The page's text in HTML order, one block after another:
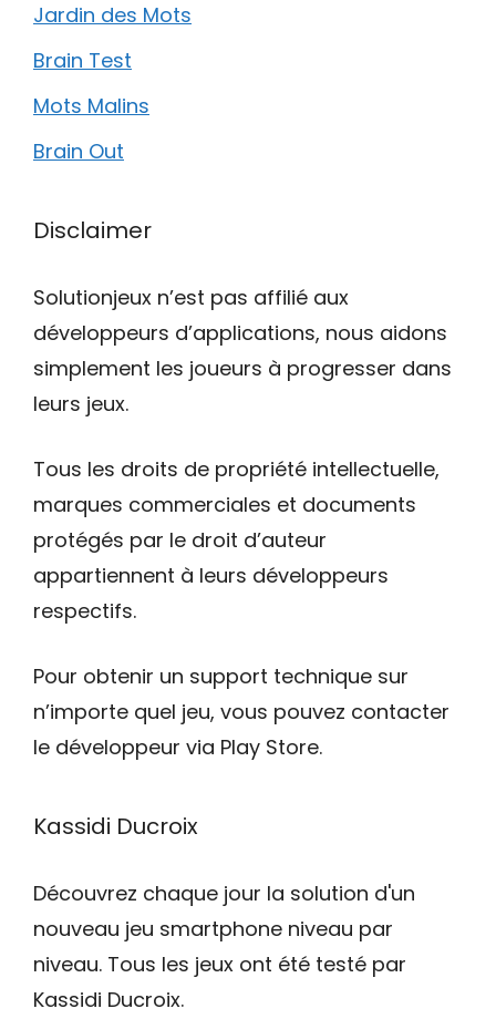
Jardin des Mots
Brain Test
Mots Malins
Brain Out
Disclaimer
Solutionjeux n’est pas affilié aux
développeurs d’applications, nous aidons
simplement les joueurs à progresser dans
leurs jeux.
Tous les droits de propriété intellectuelle,
marques commerciales et documents
protégés par le droit d’auteur
appartiennent à leurs développeurs
respectifs.
Pour obtenir un support technique sur
n’importe quel jeu, vous pouvez contacter
le développeur via Play Store.
Kassidi Ducroix
Découvrez chaque jour la solution d'un
nouveau jeu smartphone niveau par
niveau. Tous les jeux ont été testé par
Kassidi Ducroix.